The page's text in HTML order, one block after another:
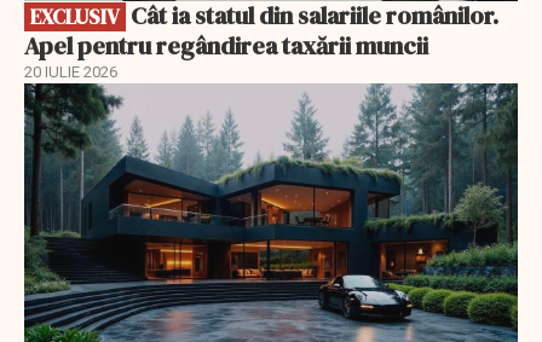
EXCLUSIV
Apel pentru regândirea taxării muncii
20 IULIE 2026